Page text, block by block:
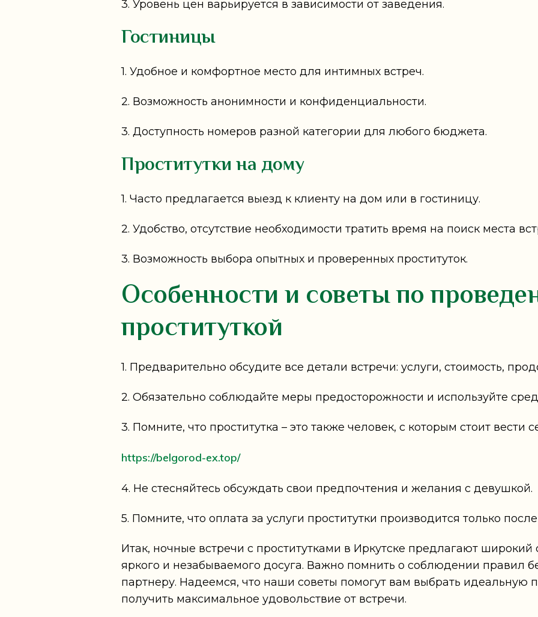
3. Уровень цен варьируется в зависимости от заведения.
Гостиницы
1. Удобное и комфортное место для интимных встреч.
2. Возможность анонимности и конфиденциальности.
3. Доступность номеров разной категории для любого бюджета.
Проститутки на дому
1. Часто предлагается выезд к клиенту на дом или в гостиницу.
2. Удобство, отсутствие необходимости тратить время на поиск места
3. Возможность выбора опытных и проверенных проституток.
Особенности и советы по
проституткой
1. Предварительно обсудите все детали встречи: услуги, стоимость,
2. Обязательно соблюдайте меры предосторожности и используйте
3. Помните, что проститутка – это также человек, с которым стоит вести
https://belgorod-ex.top/
4. Не стесняйтесь обсуждать свои предпочтения и желания с девушкой.
5. Помните, что оплата за услуги проститутки производится только
Итак, ночные встречи с проститутками в Иркутске предлагают
яркого и незабываемого досуга. Важно помнить о соблюдении правил
партнеру. Надеемся, что наши советы помогут вам выбрать идеальную
получить максимальное удовольствие от встречи.